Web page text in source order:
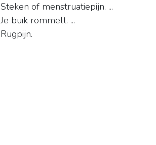
Steken of menstruatiepijn. ...
Je buik rommelt. ...
Rugpijn.